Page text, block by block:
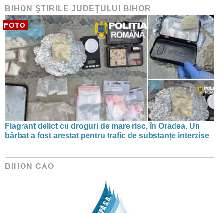
BIHON ŞTIRILE JUDEŢULUI BIHOR
FOTO
Flagrant delict cu droguri de mare risc, în Oradea. Un
bărbat a fost arestat pentru trafic de substanțe interzise
BIHON CAO